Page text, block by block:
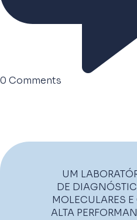
0 Comments
UM
DE
MOLECULARES
ALTA